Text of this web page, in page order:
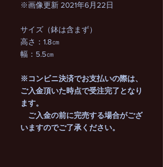
※画像更新 2021年6月22日
サイズ（鉢は含まず）
高さ：1.8㎝
幅：5.5㎝
※コンビニ決済でお支払いの際は、
ご入金頂いた時点で受注完了となり
ます。
ご入金の前に完売する場合がござ
いますのでご了承ください。